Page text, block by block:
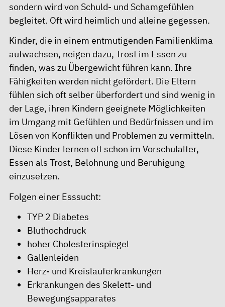
sondern wird von Schuld- und Schamgefühlen
begleitet. Oft wird heimlich und alleine gegessen.
Kinder, die in einem entmutigenden Familienklima
aufwachsen, neigen dazu, Trost im Essen zu
finden, was zu Übergewicht führen kann. Ihre
Fähigkeiten werden nicht gefördert. Die Eltern
fühlen sich oft selber überfordert und sind wenig in
der Lage, ihren Kindern geeignete Möglichkeiten
im Umgang mit Gefühlen und Bedürfnissen und im
Lösen von Konflikten und Problemen zu vermitteln.
Diese Kinder lernen oft schon im Vorschulalter,
Essen als Trost, Belohnung und Beruhigung
einzusetzen.
Folgen einer Esssucht:
TYP 2 Diabetes
Bluthochdruck
hoher Cholesterinspiegel
Gallenleiden
Herz- und Kreislauferkrankungen
Erkrankungen des Skelett- und
Bewegungsapparates